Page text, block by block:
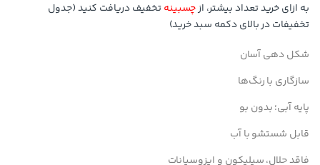
به ازای خرید تعداد بیشتر، ازچسبینهتخفیف دریافت کنید (جدول
تخفیفات در بالای دکمه سبد خرید)
شکل دهی آسان
سازگاری با رنگ‌ها
پایه آبی؛ بدون بو
قابل شستشو با آب
فاقد حلال، سیلیکون و ایزوسیانات